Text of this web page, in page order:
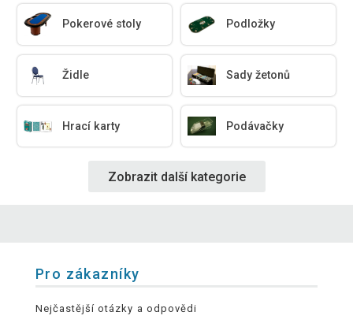
Pokerové stoly Podložky
Židle Sady žetonů
Hrací karty Podávačky
Zobrazit další kategorie
Pro zákazníky
Nejčastější otázky a odpovědi